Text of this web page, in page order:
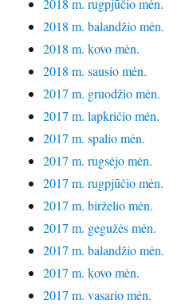
2018 m. rugpjūčio mėn.
2018 m. balandžio mėn.
2018 m. kovo mėn.
2018 m. sausio mėn.
2017 m. gruodžio mėn.
2017 m. lapkričio mėn.
2017 m. spalio mėn.
2017 m. rugsėjo mėn.
2017 m. rugpjūčio mėn.
2017 m. birželio mėn.
2017 m. gegužės mėn.
2017 m. balandžio mėn.
2017 m. kovo mėn.
2017 m. vasario mėn.